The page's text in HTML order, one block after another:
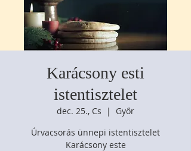
Karácsony esti
istentisztelet
dec. 25., Cs
  |
Győr
Úrvacsorás ünnepi istentisztelet
Karácsony este